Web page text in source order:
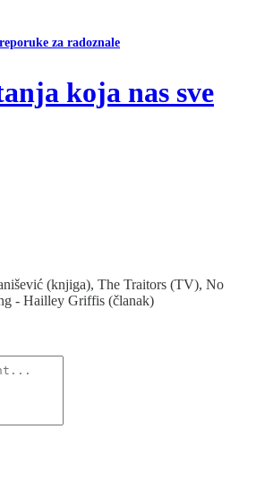
za radoznale
koja nas sve
(knjiga), The Traitors (TV), No
- Hailley Griffis (članak)